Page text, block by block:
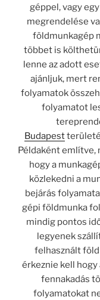
géppel, vagy
megrendelése
földmunkagép
többet is
lenne az adott
ajánljuk, mert
folyamatok
folyamatot
Budapest
Példaként említve,
hogy a
közlekedni a
bejárás
gépi földmunka
mindig pontos
legyenek
felhasznált
érkeznie kell hogy
fennakadás
folyamatokat